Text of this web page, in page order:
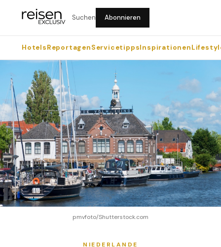
Suchen Abonnieren
HotelsReportagenServicetippsInspirationen
pmvfoto/Shutterstock.com
NIEDERLANDE